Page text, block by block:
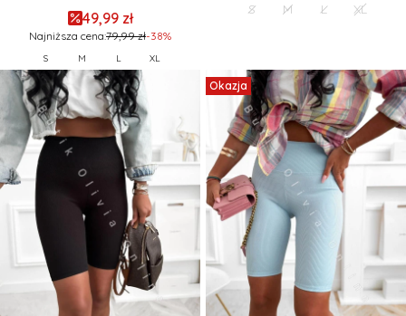
49,99 zł
Najniższa cena:79,99 zł-38%
S M L XL
S M L XL
Okazja